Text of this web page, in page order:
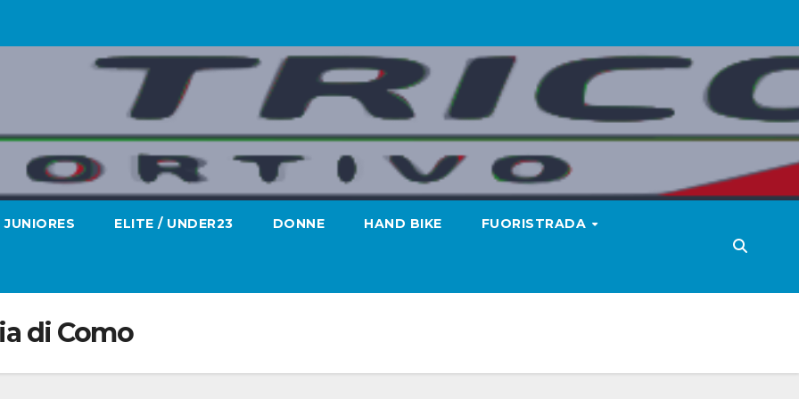
JUNIORES ELITE / UNDER23 DONNE HAND BIKE FUORISTRADA
di Como